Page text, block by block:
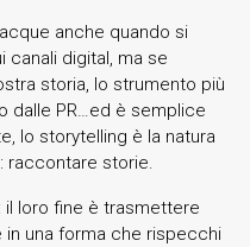
anche quando si
digital, ma se
storia, lo strumento più
dalle PR…ed è semplice
lo storytelling è la natura
raccontare storie.
il loro fine è trasmettere
in una forma che rispecchi